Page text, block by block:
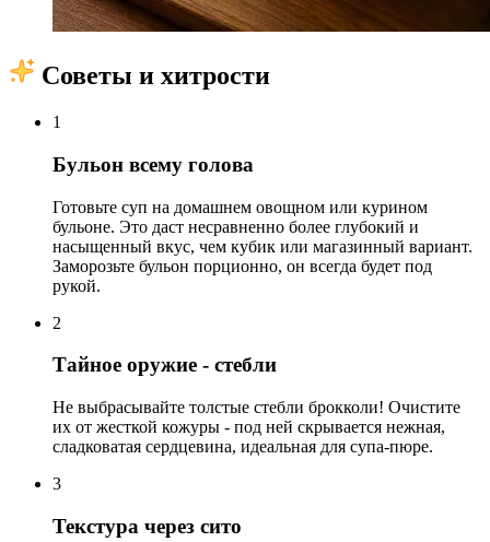
Советы и хитрости
1
Бульон всему голова
Готовьте суп на домашнем овощном или курином
бульоне. Это даст несравненно более глубокий и
насыщенный вкус, чем кубик или магазинный вариант.
Заморозьте бульон порционно, он всегда будет под
рукой.
2
Тайное оружие - стебли
Не выбрасывайте толстые стебли брокколи! Очистите
их от жесткой кожуры - под ней скрывается нежная,
сладковатая сердцевина, идеальная для супа-пюре.
3
Текстура через сито